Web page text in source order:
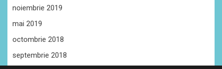
noiembrie 2019
mai 2019
octombrie 2018
septembrie 2018